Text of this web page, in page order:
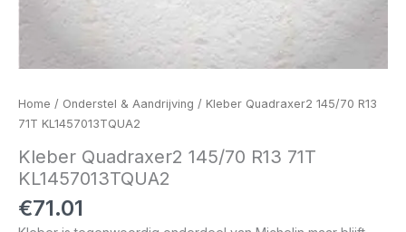
Home / Onderstel & Aandrijving / Kleber Quadraxer2 145/70 R13
71T KL1457013TQUA2
Kleber Quadraxer2 145/70 R13 71T
KL1457013TQUA2
€71.01